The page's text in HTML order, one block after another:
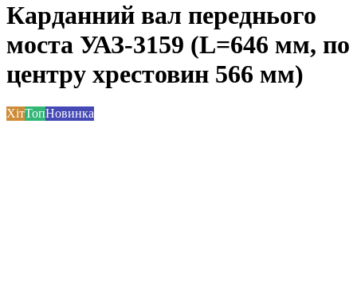
Карданний вал переднього
моста УАЗ-3159 (L=646 мм, по
центру хрестовин 566 мм)
ХітТопНовинка